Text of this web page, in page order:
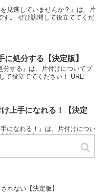
見逃していませんか？』は、片
す。 ぜひ訪問して役立ててくだ
処分する【決定版】
分する』は、片付けについてプ
て役立ててください！ URL:
上手になれる！【決定
になれる！』は、片付けについ
問して役立ててください！
れない【決定版】